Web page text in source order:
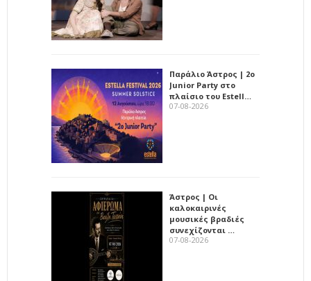
Παράλιο Άστρος | 2ο
Junior Party στο
πλαίσιο του Estell…
07-08-2026
Άστρος | Οι
καλοκαιρινές
μουσικές βραδιές
συνεχίζονται …
07-08-2026